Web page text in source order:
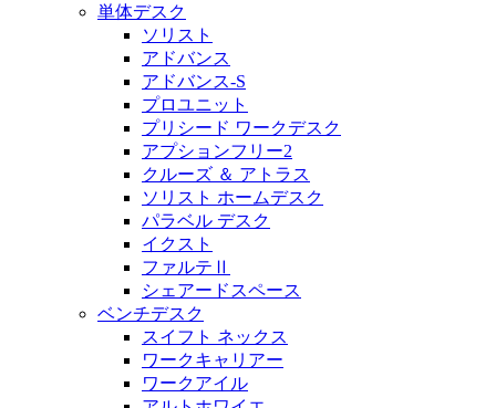
単体デスク
ソリスト
アドバンス
アドバンス-S
プロユニット
プリシード ワークデスク
アプションフリー2
クルーズ ＆ アトラス
ソリスト ホームデスク
パラベル デスク
イクスト
ファルテⅡ
シェアードスペース
ベンチデスク
スイフト ネックス
ワークキャリアー
ワークアイル